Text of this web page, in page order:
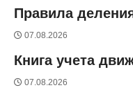
Правила
07.08.2026
Книга учета
07.08.2026